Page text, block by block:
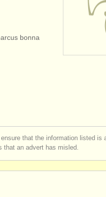
bonna
that the information listed is
that an advert has misled.